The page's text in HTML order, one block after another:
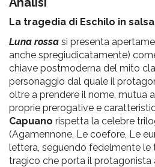
La tragedia di Eschilo in
Luna rossa si presenta
anche spregiudicatamente)
chiave postmoderna del mito
personaggio dal quale il
oltre a prendere il nome, mutua
proprie prerogative e
Capuano rispetta la celebre
(Agamennone, Le coefore, Le
lettera, seguendo fedelmente le
tragico che porta il protagonista